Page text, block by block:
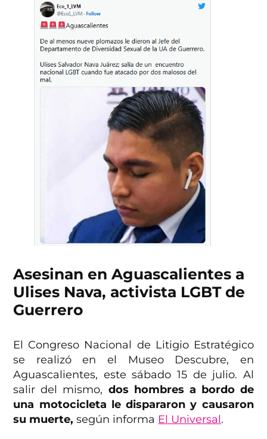
Asesinan en Aguascalientes a
Ulises Nava, activista LGBT de
Guerrero
El Congreso Nacional de Litigio Estratégico
se realizó en el Museo Descubre, en
Aguascalientes, este sábado 15 de julio. Al
salir del mismo, dos hombres a bordo de
una motocicleta le dispararon y causaron
su muerte,según informa El Universal.